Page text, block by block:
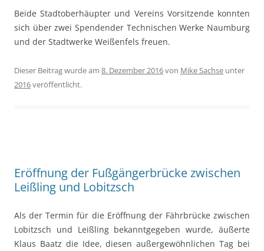
Beide Stadtoberhäupter und Vereins Vorsitzende konnten
sich über zwei Spendender Technischen Werke Naumburg
und der Stadtwerke Weißenfels freuen.
Dieser Beitrag wurde am 8. Dezember 2016von Mike Sachse unter
2016veröffentlicht.
Eröffnung der Fußgängerbrücke zwischen
Leißling und Lobitzsch
Als der Termin für die Eröffnung der Fährbrücke zwischen
Lobitzsch und Leißling bekanntgegeben wurde, äußerte
Klaus Baatz die Idee, diesen außergewöhnlichen Tag bei